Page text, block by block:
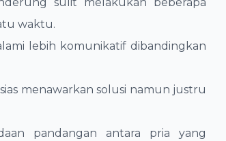
waktu.
lebih komunikatif dibandingkan
menawarkan solusi namun justru
pandangan antara pria yang